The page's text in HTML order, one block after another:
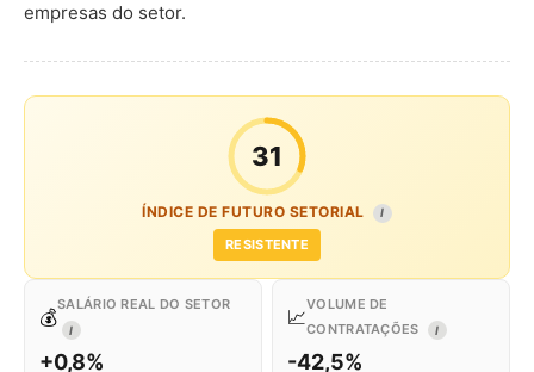
empresas do setor.
31
ÍNDICE DE FUTURO SETORIAL I
RESISTENTE
💰
SALÁRIO REAL DO SETOR
I
+0,8%
📈
VOLUME DE
CONTRATAÇÕES
I
-42,5%